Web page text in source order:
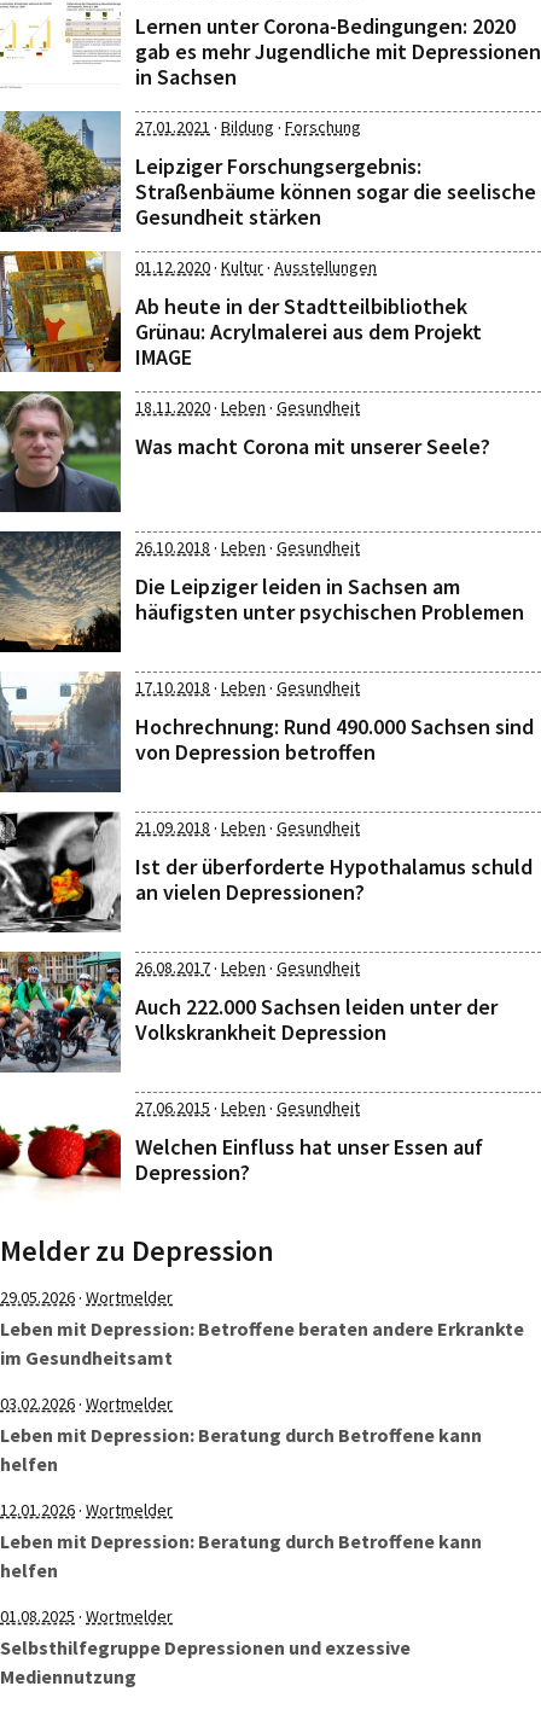
Lernen unter Corona-Bedingungen: 2020
gab es mehr Jugendliche mit Depressionen
in Sachsen
27.01.2021 · Bildung · Forschung
Leipziger Forschungsergebnis:
Straßenbäume können sogar die seelische
Gesundheit stärken
01.12.2020· Kultur· Ausstellungen
Ab heute in der Stadtteilbibliothek
Grünau: Acrylmalerei aus dem Projekt
IMAGE
18.11.2020· Leben · Gesundheit
Was macht Corona mit unserer Seele?
26.10.2018 · Leben · Gesundheit
Die Leipziger leiden in Sachsen am
häufigsten unter psychischen Problemen
17.10.2018 · Leben · Gesundheit
Hochrechnung: Rund 490.000 Sachsen sind
von Depression betroffen
21.09.2018 · Leben · Gesundheit
Ist der überforderte Hypothalamus schuld
an vielen Depressionen?
26.08.2017· Leben · Gesundheit
Auch 222.000 Sachsen leiden unter der
Volkskrankheit Depression
27.06.2015 · Leben · Gesundheit
Welchen Einfluss hat unser Essen auf
Depression?
Melder zu Depression
29.05.2026· Wortmelder
Leben mit Depression: Betroffene beraten andere Erkrankte
im Gesundheitsamt
03.02.2026· Wortmelder
Leben mit Depression: Beratung durch Betroffene kann
helfen
12.01.2026· Wortmelder
Leben mit Depression: Beratung durch Betroffene kann
helfen
01.08.2025 · Wortmelder
Selbsthilfegruppe Depressionen und exzessive
Mediennutzung